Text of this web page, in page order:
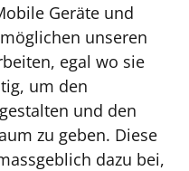
Geräte und
unseren
egal wo sie
um den
und den
zu geben. Diese
dazu bei,